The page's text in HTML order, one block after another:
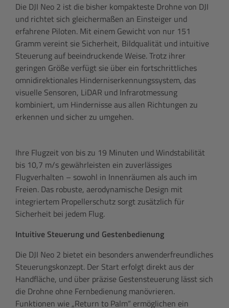
Die DJI Neo 2 ist die bisher kompakteste Drohne von DJI
und richtet sich gleichermaßen an Einsteiger und
erfahrene Piloten. Mit einem Gewicht von nur 151
Gramm vereint sie Sicherheit, Bildqualität und intuitive
Steuerung auf beeindruckende Weise. Trotz ihrer
geringen Größe verfügt sie über ein fortschrittliches
omnidirektionales Hinderniserkennungssystem, das
visuelle Sensoren, LiDAR und Infrarotmessung
kombiniert, um Hindernisse aus allen Richtungen zu
erkennen und sicher zu umgehen.
Ihre Flugzeit von bis zu 19 Minuten und Windstabilität
bis 10,7 m/s gewährleisten ein zuverlässiges
Flugverhalten – sowohl in Innenräumen als auch im
Freien. Das robuste, aerodynamische Design mit
integriertem Propellerschutz sorgt zusätzlich für
Sicherheit bei jedem Flug.
Intuitive Steuerung und Gestenbedienung
Die DJI Neo 2 bietet ein besonders anwenderfreundliches
Steuerungskonzept. Der Start erfolgt direkt aus der
Handfläche, und über präzise Gestensteuerung lässt sich
die Drohne ohne Fernbedienung manövrieren.
Funktionen wie „Return to Palm“ ermöglichen ein